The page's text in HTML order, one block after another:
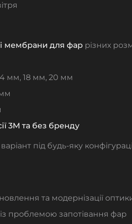
мембрани для фар різних
мм, 18 мм, 20 мм
3М та без бренду
під будь-яку
та модернізації
із проблемою запотівання фар